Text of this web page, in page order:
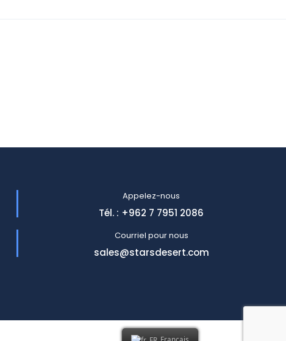
Appelez-nous
Tél. : +962 7 7951 2086
Courriel pour nous
sales@starsdesert.com